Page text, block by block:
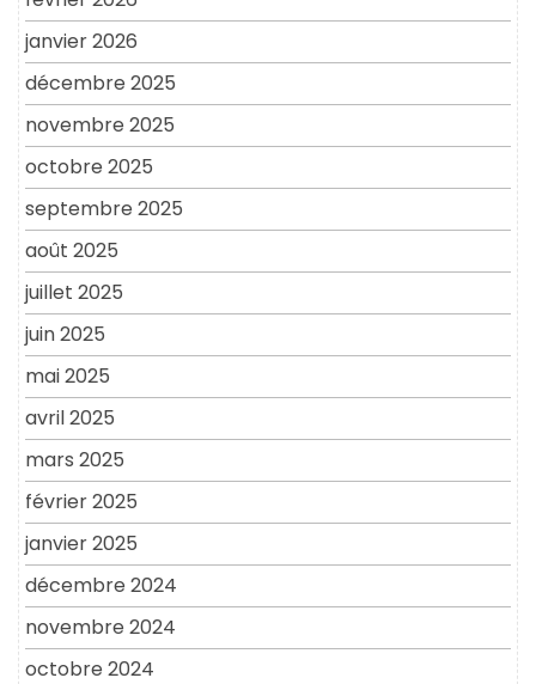
janvier 2026
décembre 2025
novembre 2025
octobre 2025
septembre 2025
août 2025
juillet 2025
juin 2025
mai 2025
avril 2025
mars 2025
février 2025
janvier 2025
décembre 2024
novembre 2024
octobre 2024